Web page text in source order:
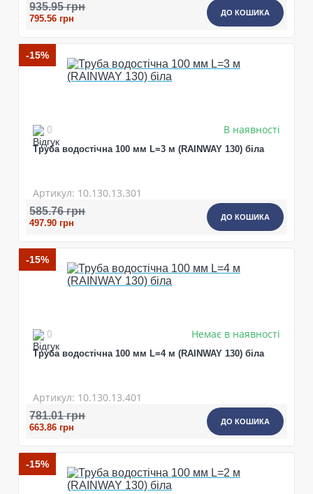
935.95 грн
795.56 грн
ДО КОШИКА
-15%
0 В наявності
Труба водостічна 100 мм L=3 м (RAINWAY 130) біла
Артикул: 10.130.13.301
585.76 грн
497.90 грн
ДО КОШИКА
-15%
0 Немає в наявності
Труба водостічна 100 мм L=4 м (RAINWAY 130) біла
Артикул: 10.130.13.401
781.01 грн
663.86 грн
ДО КОШИКА
-15%